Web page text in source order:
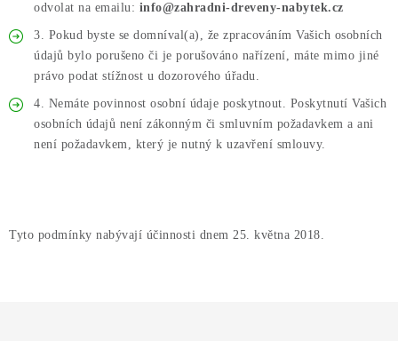
odvolat na emailu: info@zahradni-dreveny-nabytek.cz
3. Pokud byste se domníval(a), že zpracováním Vašich osobních
údajů bylo porušeno či je porušováno nařízení, máte mimo jiné
právo podat stížnost u dozorového úřadu.
4. Nemáte povinnost osobní údaje poskytnout. Poskytnutí Vašich
osobních údajů není zákonným či smluvním požadavkem a ani
není požadavkem, který je nutný k uzavření smlouvy.
Tyto podmínky nabývají účinnosti dnem 25. května 2018.